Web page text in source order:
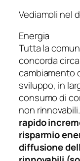
Vediamoli nel
Energia
Tutta la
concorda
cambiamento
sviluppo, in
consumo di
non rinnovabili.
rapido
risparmio
diffusione